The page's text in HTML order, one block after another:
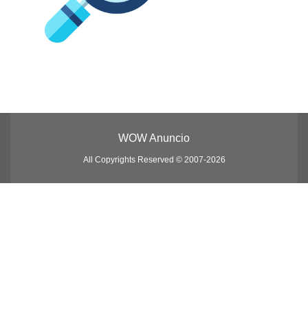
WOW Anuncio
All Copyrights Reserved © 2007-2026